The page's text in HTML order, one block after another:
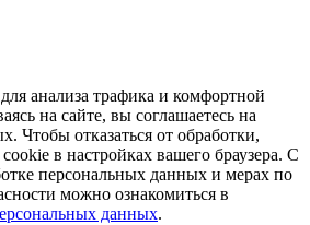
для анализа трафика и комфортной
на сайте, вы соглашаетесь на
Чтобы отказаться от обработки,
в настройках вашего браузера. С
персональных данных и мерах по
можно ознакомиться в
данных.